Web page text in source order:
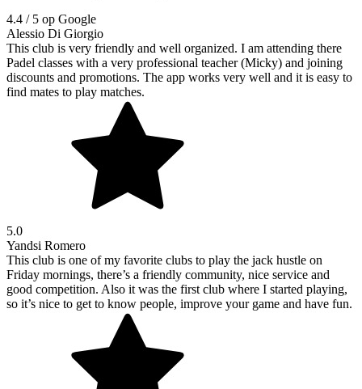
4.4 / 5 op Google
Alessio Di Giorgio
This club is very friendly and well organized. I am attending there
Padel classes with a very professional teacher (Micky) and joining
discounts and promotions. The app works very well and it is easy to
find mates to play matches.
5.0
Yandsi Romero
This club is one of my favorite clubs to play the jack hustle on
Friday mornings, there’s a friendly community, nice service and
good competition. Also it was the first club where I started playing,
so it’s nice to get to know people, improve your game and have fun.